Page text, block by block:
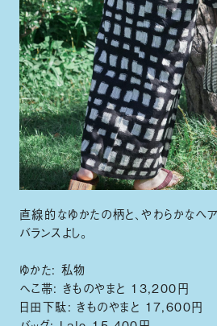
直線的なゆかたの柄と、やわらかなヘ
バランスよし。
ゆかた: 私物
へこ帯: きものやまと 13,200円
日田下駄: きものやまと 17,600円